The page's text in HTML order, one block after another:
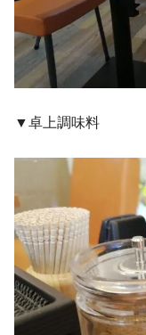
▼卓上調味料